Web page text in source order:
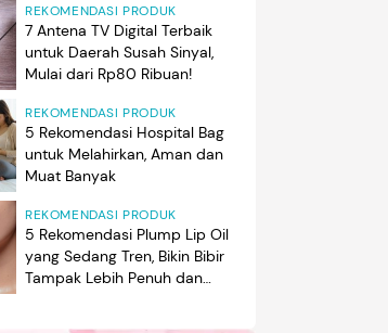
REKOMENDASI PRODUK
7 Antena TV Digital Terbaik
untuk Daerah Susah Sinyal,
Mulai dari Rp80 Ribuan!
REKOMENDASI PRODUK
5 Rekomendasi Hospital Bag
untuk Melahirkan, Aman dan
Muat Banyak
REKOMENDASI PRODUK
5 Rekomendasi Plump Lip Oil
yang Sedang Tren, Bikin Bibir
Tampak Lebih Penuh dan